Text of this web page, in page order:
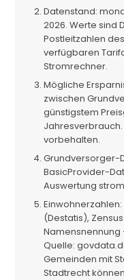
Datenstand:
2026. Werte sind
Postleitzahlen
verfügbaren
Stromrechner.
Mögliche
zwischen
günstigstem
vorbehalten.
Grundversorger-
BasicProvider-
Auswertung
(Destatis),
Quelle:
Gemeinden mit
Stadtrecht